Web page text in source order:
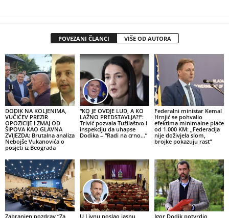
POVEZANI ČLANCI VIŠE OD AUTORA
DODIK NA KOLJENIMA,
VUČIĆEV PREZIR
OPOZICIJE I ZMAJ OD
ŠIPOVA KAO GLAVNA
ZVIJEZDA: Brutalna analiza
Nebojše Vukanovića o
posjeti iz Beograda
“KO JE OVDJE LUD, A KO
LAŽNO PREDSTAVLJA?!”:
Trivić pozvala Tužilaštvo i
inspekciju da uhapse
Dodika – “Radi na crno…”
Federalni ministar Kemal
Hrnjić se pohvalio
efektima minimalne plaće
od 1.000 KM: „Federacija
nije doživjela slom,
brojke pokazuju rast“
Zabranjen pozdrav “Za
U Livnu poslao jasnu
Igor Dodik potvrdio